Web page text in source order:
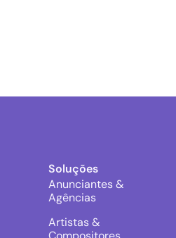
Soluções
Anunciantes &
Agências
Artistas &